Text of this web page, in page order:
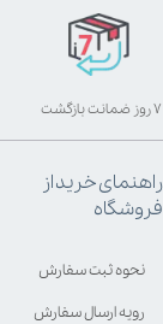
۷ روز ضمانت بازگشت
راهنمای خرید از
فروشگاه
نحوه ثبت سفارش
رویه ارسال سفارش